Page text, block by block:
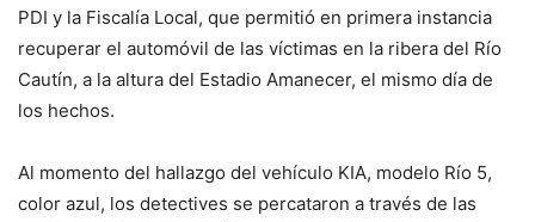
PDI y la Fiscalía Local, que permitió en primera instancia
recuperar el automóvil de las víctimas en la ribera del Río
Cautín, a la altura del Estadio Amanecer, el mismo día de
los hechos.
Al momento del hallazgo del vehículo KIA, modelo Río 5,
color azul, los detectives se percataron a través de las